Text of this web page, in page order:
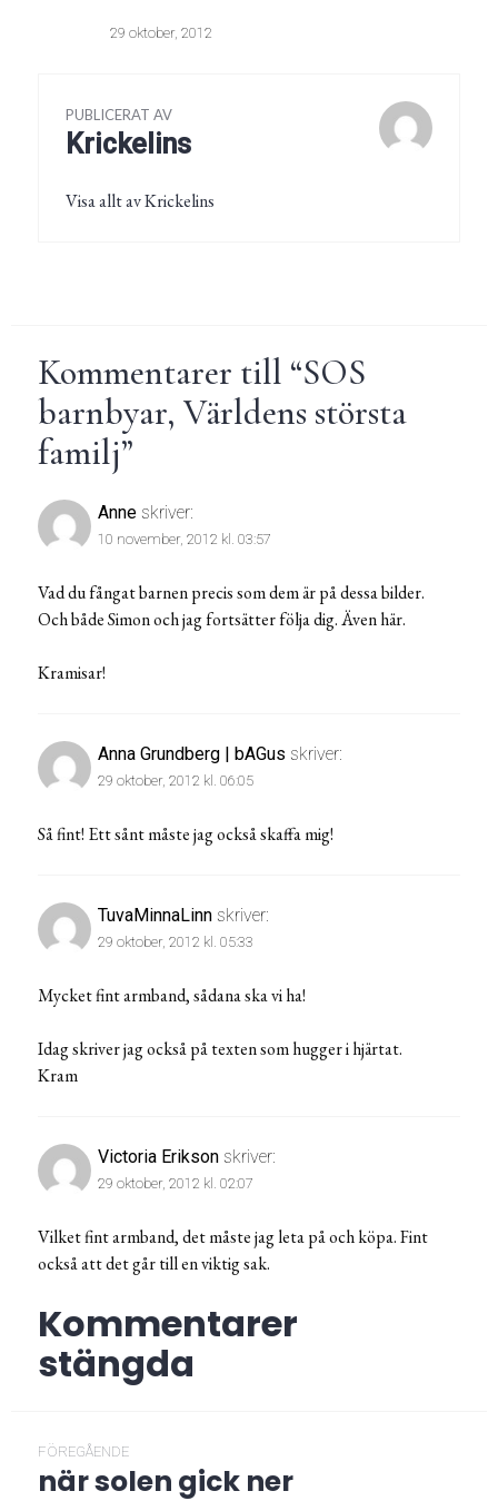
29 oktober, 2012
PUBLICERAT AV
Krickelins
Visa allt av Krickelins
Kommentarer till “SOS
barnbyar, Världens största
familj”
Anne skriver:
10 november, 2012 kl. 03:57
Vad du fångat barnen precis som dem är på dessa bilder.
Och både Simon och jag fortsätter följa dig. Även här.
Kramisar!
Anna Grundberg | bAGus skriver:
29 oktober, 2012 kl. 06:05
Så fint! Ett sånt måste jag också skaffa mig!
TuvaMinnaLinn skriver:
29 oktober, 2012 kl. 05:33
Mycket fint armband, sådana ska vi ha!
Idag skriver jag också på texten som hugger i hjärtat.
Kram
Victoria Erikson skriver:
29 oktober, 2012 kl. 02:07
Vilket fint armband, det måste jag leta på och köpa. Fint
också att det går till en viktig sak.
Kommentarer
stängda
FÖREGÅENDE
Föregående
när solen gick ner